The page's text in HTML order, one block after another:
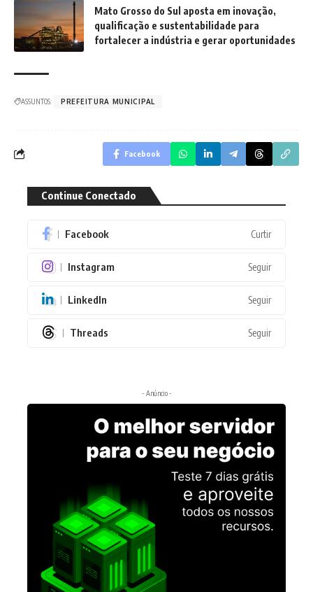
Mato Grosso do Sul aposta em inovação,
qualificação e sustentabilidade para
fortalecer a indústria e gerar oportunidades
ASSUNTOS: PREFEITURA MUNICIPAL
Facebook
Continue Conectado
Facebook Curtir
Instagram Seguir
LinkedIn Seguir
Threads Seguir
- Anúncio -